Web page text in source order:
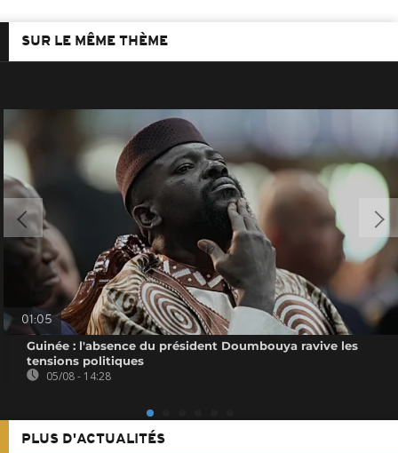
SUR LE MÊME THÈME
01:05
Guinée : l'absence du président Doumbouya ravive les
tensions politiques
05/08 - 14:28
PLUS D'ACTUALITÉS